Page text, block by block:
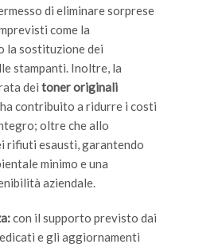
di eliminare sorprese
come la
la sostituzione dei
stampanti. Inoltre, la
dei toner originali
ha contribuito a ridurre i costi
oltre che allo
rifiuti esausti, garantendo
minimo e una
aziendale.
con il supporto previsto dai
e gli aggiornamenti